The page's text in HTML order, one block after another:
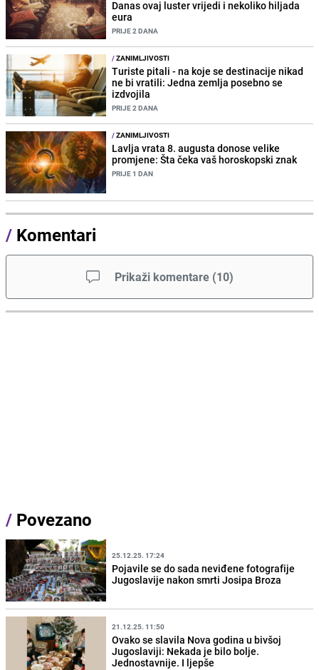
Danas ovaj luster vrijedi i nekoliko hiljada
eura
PRIJE 2 DANA
/ZANIMLJIVOSTI
Turiste pitali - na koje se destinacije nikad
ne bi vratili: Jedna zemlja posebno se
izdvojila
PRIJE 2 DANA
/ZANIMLJIVOSTI
Lavlja vrata 8. augusta donose velike
promjene: Šta čeka vaš horoskopski znak
PRIJE 1 DAN
/ Komentari
Prikaži komentare (10)
/ Povezano
25.12.25. 17:24
Pojavile se do sada neviđene fotografije
Jugoslavije nakon smrti Josipa Broza
21.12.25. 11:50
Ovako se slavila Nova godina u bivšoj
Jugoslaviji: Nekada je bilo bolje.
Jednostavnije. I ljepše